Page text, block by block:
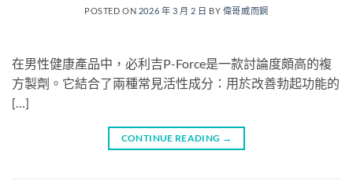
POSTED ON 2026 年 3 月 2 日 BY 偉哥威而鋼
在男性健康產品中，必利吉P-Force是一款討論度頗高的複
方製劑。它結合了兩種常見活性成分：用於改善勃起功能的
[…]
CONTINUE READING →